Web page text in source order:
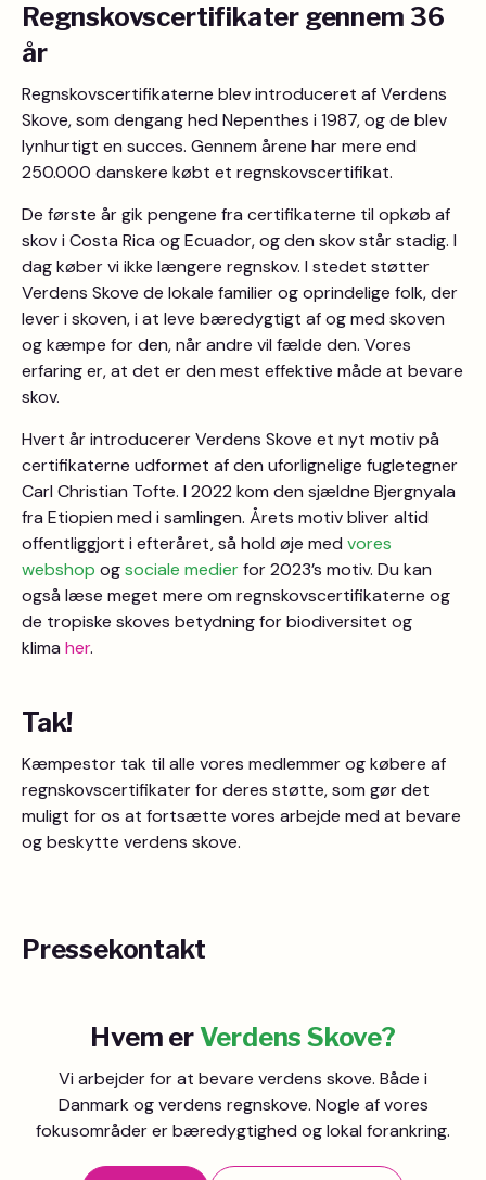
Regnskovscertifikater gennem 36
år
Regnskovscertifikaterne blev introduceret af Verdens
Skove, som dengang hed Nepenthes i 1987, og de blev
lynhurtigt en succes. Gennem årene har mere end
250.000 danskere købt et regnskovscertifikat.
De første år gik pengene fra certifikaterne til opkøb af
skov i Costa Rica og Ecuador, og den skov står stadig. I
dag køber vi ikke længere regnskov. I stedet støtter
Verdens Skove de lokale familier og oprindelige folk, der
lever i skoven, i at leve bæredygtigt af og med skoven
og kæmpe for den, når andre vil fælde den. Vores
erfaring er, at det er den mest effektive måde at bevare
skov.
Hvert år introducerer Verdens Skove et nyt motiv på
certifikaterne udformet af den uforlignelige fugletegner
Carl Christian Tofte. I 2022 kom den sjældne Bjergnyala
fra Etiopien med i samlingen. Årets motiv bliver altid
offentliggjort i efteråret, så hold øje med vores
webshop ogsociale medierfor 2023’s motiv. Du kan
også læse meget mere om regnskovscertifikaterne og
de tropiske skoves betydning for biodiversitet og
klima her.
Tak!
Kæmpestor tak til alle vores medlemmer og købere af
regnskovscertifikater for deres støtte, som gør det
muligt for os at fortsætte vores arbejde med at bevare
og beskytte verdens skove.
Pressekontakt
Hvem erVerdens Skove?
Vi arbejder for at bevare verdens skove. Både i
Danmark og verdens regnskove. Nogle af vores
fokusområder er bæredygtighed og lokal forankring.